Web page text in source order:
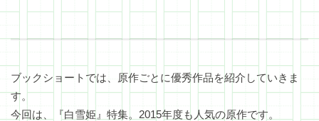
ブックショートでは、原作ごとに優秀作品を紹介していきま
す。
今回は、『白雪姫』特集。2015年度も人気の原作です。